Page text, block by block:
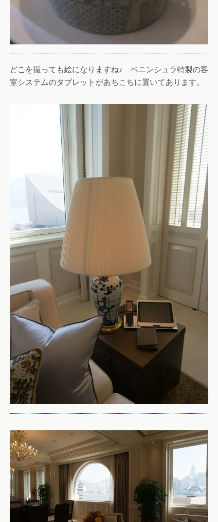
どこを撮っても絵になりますね♪ ペニンシュラ特製の客
室システムのタブレットがあちこちに置いてあります。